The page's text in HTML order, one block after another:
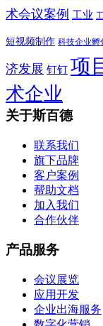
术会议案例 工业
短视频制作 科技企业孵
济发展 钉钉 项
术企业
关于斯百德
联系我们
旗下品牌
客户案例
帮助文档
加入我们
合作伙伴
产品服务
会议展览
应用开发
企业出海服务